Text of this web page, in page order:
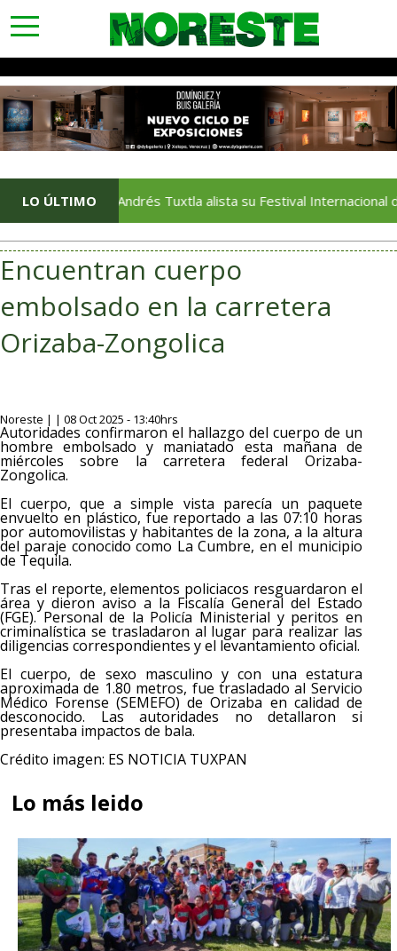
toggle
navigation
LO ÚLTIMO
San Andrés Tuxtla alista su Festival Internacional de
Encuentran cuerpo
embolsado en la carretera
Orizaba-Zongolica
Noreste | | 08 Oct 2025 - 13:40hrs
Autoridades confirmaron el hallazgo del cuerpo de un
hombre embolsado y maniatado esta mañana de
miércoles sobre la carretera federal Orizaba-
Zongolica.
El cuerpo, que a simple vista parecía un paquete
envuelto en plástico, fue reportado a las 07:10 horas
por automovilistas y habitantes de la zona, a la altura
del paraje conocido como La Cumbre, en el municipio
de Tequila.
Tras el reporte, elementos policiacos resguardaron el
área y dieron aviso a la Fiscalía General del Estado
(FGE). Personal de la Policía Ministerial y peritos en
criminalística se trasladaron al lugar para realizar las
diligencias correspondientes y el levantamiento oficial.
El cuerpo, de sexo masculino y con una estatura
aproximada de 1.80 metros, fue trasladado al Servicio
Médico Forense (SEMEFO) de Orizaba en calidad de
desconocido. Las autoridades no detallaron si
presentaba impactos de bala.
Crédito imagen: ES NOTICIA TUXPAN
Lo más leido